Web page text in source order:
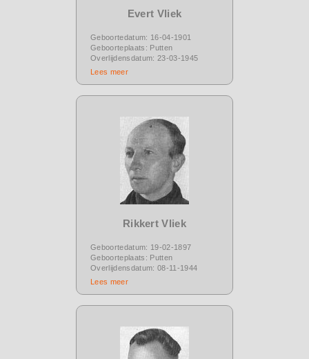
Evert Vliek
Geboortedatum: 16-04-1901
Geboorteplaats: Putten
Overlijdensdatum: 23-03-1945
Lees meer
Rikkert Vliek
Geboortedatum: 19-02-1897
Geboorteplaats: Putten
Overlijdensdatum: 08-11-1944
Lees meer